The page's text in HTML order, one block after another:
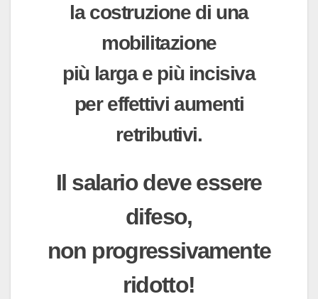
la costruzione di una
mobilitazione
più larga e più incisiva
per effettivi aumenti
retributivi.
Il salario deve essere
difeso,
non progressivamente
ridotto!